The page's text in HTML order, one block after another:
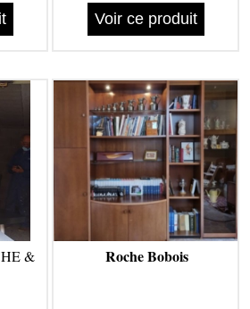
Voir ce produit
&
Roche Bobois